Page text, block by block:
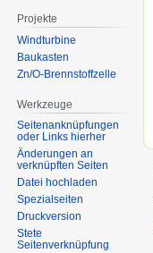
Projekte
Windturbine
Baukasten
Zn/O-Brennstoffzelle
Werkzeuge
Seitenanknüpfungen
oder Links hierher
Änderungen an
verknüpften Seiten
Datei hochladen
Spezialseiten
Druckversion
Stete
Seitenverknüpfung